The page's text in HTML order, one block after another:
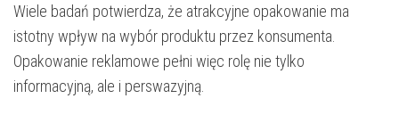
Wiele badań potwierdza, że atrakcyjne opakowanie ma
istotny wpływ na wybór produktu przez konsumenta.
Opakowanie reklamowe pełni więc rolę nie tylko
informacyjną, ale i perswazyjną.